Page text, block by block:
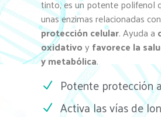
tinto, es un potente polifenol
unas enzimas relacionadas
protección celular. Ayuda a
oxidativoy favorece la
y metabólica.
Potente protección
Activa las vías de